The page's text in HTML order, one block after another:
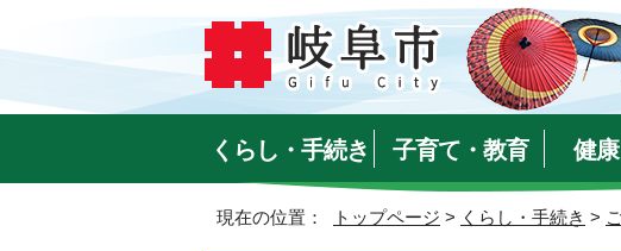
くらし・手続き 子育て・教育 健
現在の位置： トップページ > くらし・手続き >